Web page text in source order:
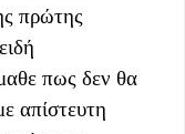
πρώτης
πως δεν θα
απίστευτη